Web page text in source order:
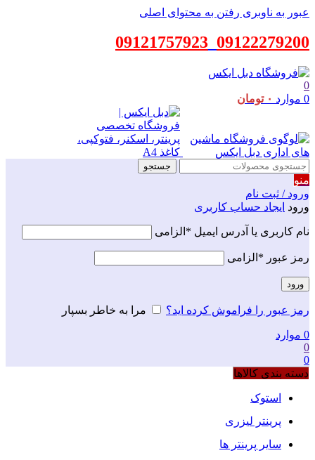
عبور به ناوبری رفتن به محتوای اصلی
09122279200
09121757923
0
0 موارد ۰ تومان
جستجو
منو
ورود / ثبت نام
ورود ایجاد حساب کاربری
نام کاربری یا آدرس ایمیل * الزامی
رمز عبور * الزامی
ورود
رمز عبور را فراموش کرده اید؟ مرا به خاطر بسپار
0 موارد
0
0
دسته بندی کالاها
استوک
پرینتر لیزری
سایر پرینتر ها